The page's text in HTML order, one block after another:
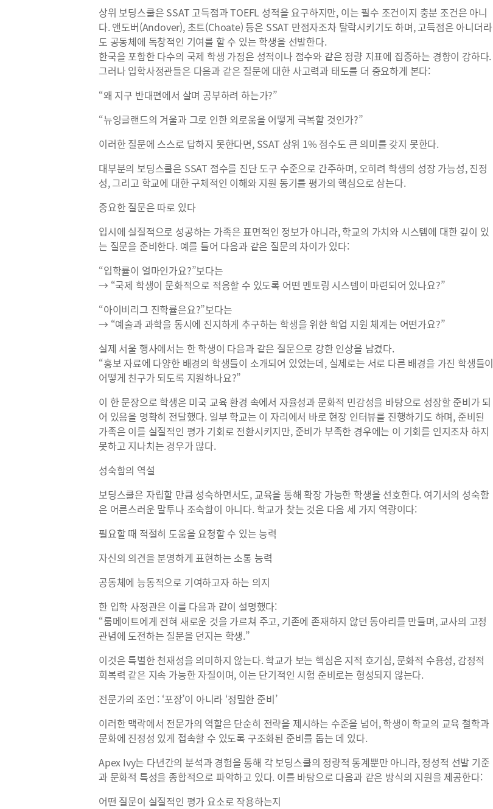
상위 보딩스쿨은 SSAT 고득점과 TOEFL 성적을 요구하지만, 이는 필수 조건이지 충분 조건은 아니
다. 앤도버(Andover), 초트(Choate) 등은 SSAT 만점자조차 탈락시키기도 하며, 고득점은 아니더라
도 공동체에 독창적인 기여를 할 수 있는 학생을 선발한다.
한국을 포함한 다수의 국제 학생 가정은 성적이나 점수와 같은 정량 지표에 집중하는 경향이 강하다.
그러나 입학사정관들은 다음과 같은 질문에 대한 사고력과 태도를 더 중요하게 본다:
“왜 지구 반대편에서 살며 공부하려 하는가?”
“뉴잉글랜드의 겨울과 그로 인한 외로움을 어떻게 극복할 것인가?”
이러한 질문에 스스로 답하지 못한다면, SSAT 상위 1% 점수도 큰 의미를 갖지 못한다.
대부분의 보딩스쿨은 SSAT 점수를 진단 도구 수준으로 간주하며, 오히려 학생의 성장 가능성, 진정
성, 그리고 학교에 대한 구체적인 이해와 지원 동기를 평가의 핵심으로 삼는다.
중요한 질문은 따로 있다
입시에 실질적으로 성공하는 가족은 표면적인 정보가 아니라, 학교의 가치와 시스템에 대한 깊이 있
는 질문을 준비한다. 예를 들어 다음과 같은 질문의 차이가 있다:
“입학률이 얼마인가요?”보다는
→ “국제 학생이 문화적으로 적응할 수 있도록 어떤 멘토링 시스템이 마련되어 있나요?”
“아이비리그 진학률은요?”보다는
→ “예술과 과학을 동시에 진지하게 추구하는 학생을 위한 학업 지원 체계는 어떤가요?”
실제 서울 행사에서는 한 학생이 다음과 같은 질문으로 강한 인상을 남겼다.
“홍보 자료에 다양한 배경의 학생들이 소개되어 있었는데, 실제로는 서로 다른 배경을 가진 학생들이
어떻게 친구가 되도록 지원하나요?”
이 한 문장으로 학생은 미국 교육 환경 속에서 자율성과 문화적 민감성을 바탕으로 성장할 준비가 되
어 있음을 명확히 전달했다. 일부 학교는 이 자리에서 바로 현장 인터뷰를 진행하기도 하며, 준비된
가족은 이를 실질적인 평가 기회로 전환시키지만, 준비가 부족한 경우에는 이 기회를 인지조차 하지
못하고 지나치는 경우가 많다.
성숙함의 역설
보딩스쿨은 자립할 만큼 성숙하면서도, 교육을 통해 확장 가능한 학생을 선호한다. 여기서의 성숙함
은 어른스러운 말투나 조숙함이 아니다. 학교가 찾는 것은 다음 세 가지 역량이다:
필요할 때 적절히 도움을 요청할 수 있는 능력
자신의 의견을 분명하게 표현하는 소통 능력
공동체에 능동적으로 기여하고자 하는 의지
한 입학 사정관은 이를 다음과 같이 설명했다:
“룸메이트에게 전혀 새로운 것을 가르쳐 주고, 기존에 존재하지 않던 동아리를 만들며, 교사의 고정
관념에 도전하는 질문을 던지는 학생.”
이것은 특별한 천재성을 의미하지 않는다. 학교가 보는 핵심은 지적 호기심, 문화적 수용성, 감정적
회복력 같은 지속 가능한 자질이며, 이는 단기적인 시험 준비로는 형성되지 않는다.
전문가의 조언 : ‘포장’이 아니라 ‘정밀한 준비’
이러한 맥락에서 전문가의 역할은 단순히 전략을 제시하는 수준을 넘어, 학생이 학교의 교육 철학과
문화에 진정성 있게 접속할 수 있도록 구조화된 준비를 돕는 데 있다.
Apex Ivy는 다년간의 분석과 경험을 통해 각 보딩스쿨의 정량적 통계뿐만 아니라, 정성적 선발 기준
과 문화적 특성을 종합적으로 파악하고 있다. 이를 바탕으로 다음과 같은 방식의 지원을 제공한다:
어떤 질문이 실질적인 평가 요소로 작용하는지